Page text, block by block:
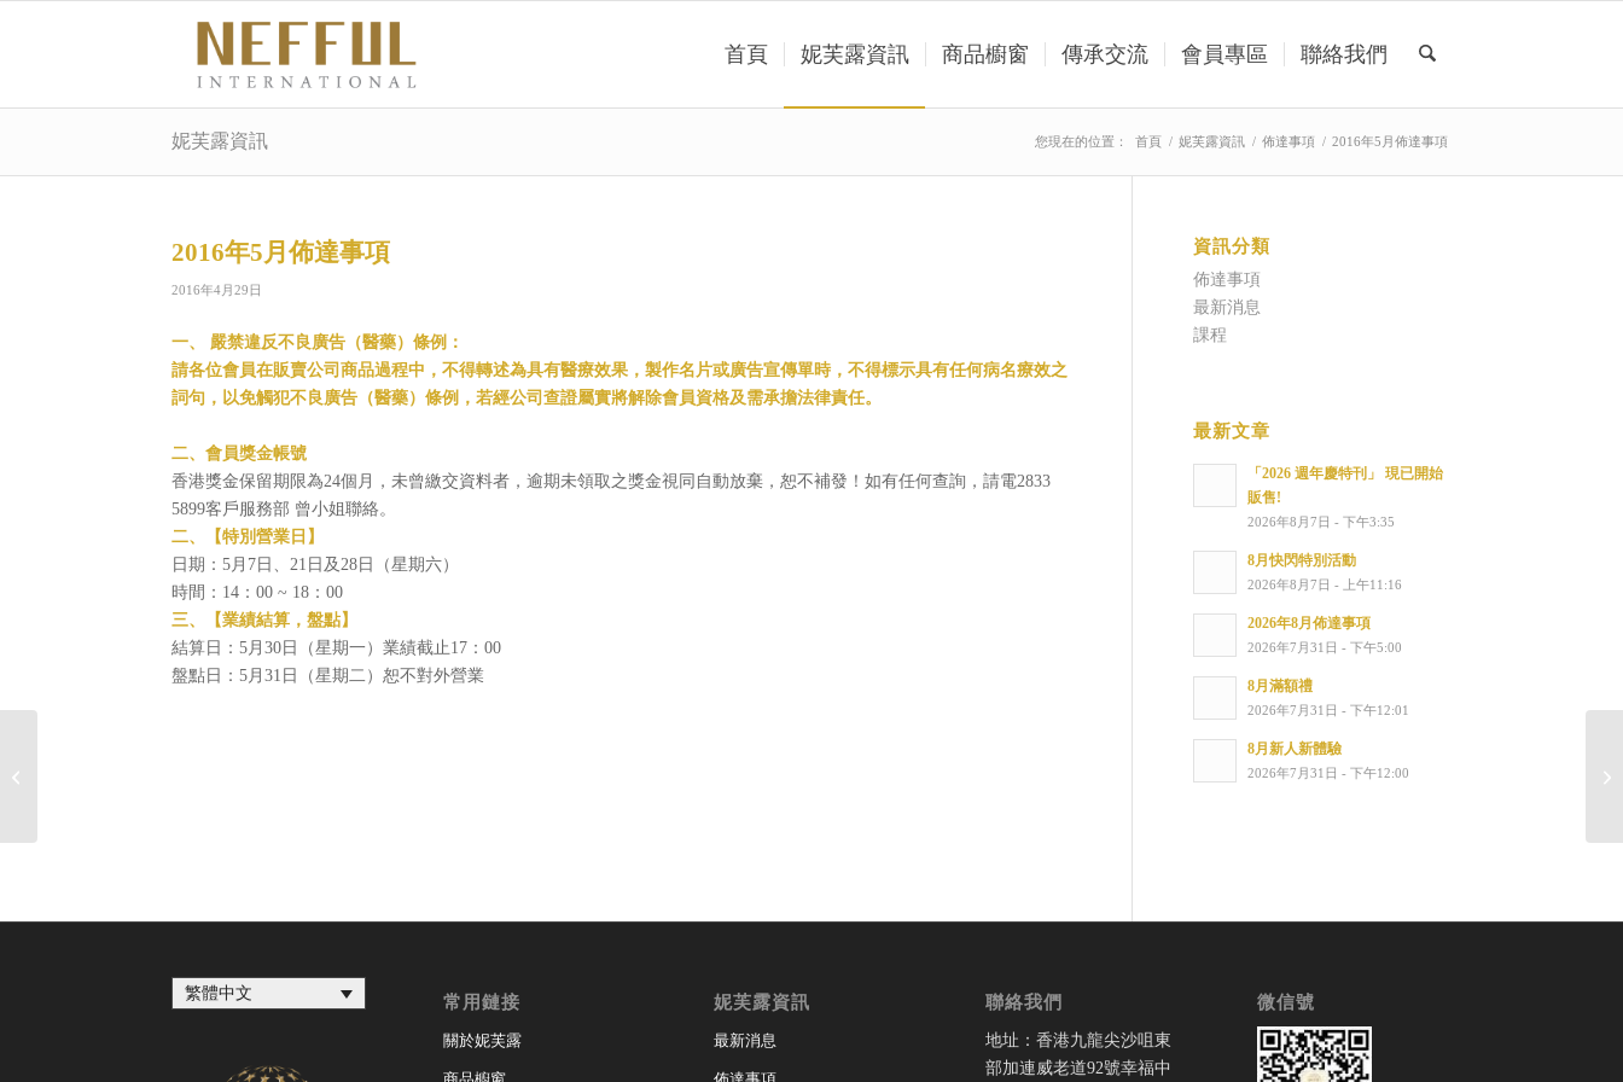
首頁 妮芙露資訊 商品櫥窗 傳承交流 會員專區 聯絡我們
妮芙露資訊 您現在的位置： 首頁 / 妮芙露資訊 / 佈達事項 / 2016年5月佈達事項
2016年5月佈達事項
2016年4月29日
一、 嚴禁違反不良廣告（醫藥）條例：
請各位會員在販賣公司商品過程中，不得轉述為具有醫療效果，製作名片或廣告宣傳單時，不得標示具有任何病名療效之
詞句，以免觸犯不良廣告（醫藥）條例，若經公司查證屬實將解除會員資格及需承擔法律責任。
二、會員獎金帳號
香港獎金保留期限為24個月，未曾繳交資料者，逾期未領取之獎金視同自動放棄，恕不補發！如有任何查詢，請電2833
5899客戶服務部 曾小姐聯絡。
二、【特別營業日】
日期：5月7日、21日及28日（星期六）
時間：14：00 ~ 18：00
三、【業績結算，盤點】
結算日：5月30日（星期一）業績截止17：00
盤點日：5月31日（星期二）恕不對外營業
資訊分類
佈達事項
最新消息
課程
最新文章
「2026 週年慶特刊」 現已開始
販售!
2026年8月7日 - 下午3:35
8月快閃特別活動
2026年8月7日 - 上午11:16
2026年8月佈達事項
2026年7月31日 - 下午5:00
8月滿額禮
2026年7月31日 - 下午12:01
8月新人新體驗
2026年7月31日 - 下午12:00
繁體中文 常用鏈接
關於妮芙露
妮芙露資訊
最新消息
聯絡我們
地址：香港九龍尖沙咀東
部加連威老道92號幸福中
微信號